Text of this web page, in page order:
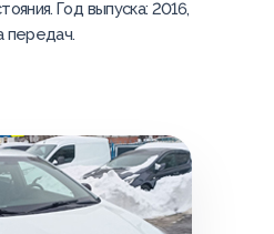
Год выпуска: 2016,
передач.